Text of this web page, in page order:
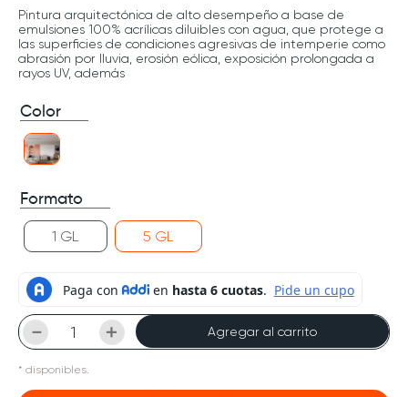
Pintura arquitectónica de alto desempeño a base de
emulsiones 100% acrílicas diluibles con agua, que protege a
las superficies de condiciones agresivas de intemperie como
abrasión por lluvia, erosión eólica, exposición prolongada a
rayos UV, además
Color
Formato
1 GL 5 GL
＋
－ Agregar al carrito
* disponibles.